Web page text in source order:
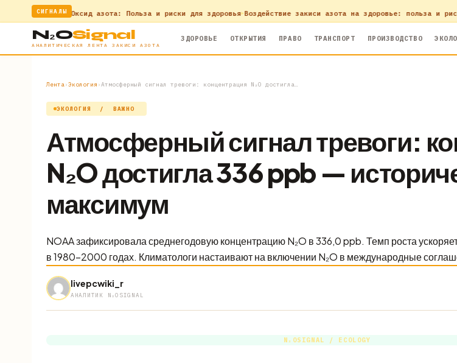
СИГНАЛЫ
Оксид азота: Польза и риски для здоровья Воздействие закиси азота на здоровье: польза и риски
N₂OSignal
АНАЛИТИЧЕСКАЯ ЛЕНТА ЗАКИСИ АЗОТА
ЗДОРОВЬЕ ОТКРЫТИЯ ПРАВО ТРАНСПОРТ ПРОИЗВОДСТВО
Лента›Экология ›Атмосферный сигнал тревоги: концентрация N₂O достигла…
ЭКОЛОГИЯ / ВАЖНО
Атмосферный сигнал тревоги:
N₂O достигла 336 ppb —
максимум
NOAA зафиксировала среднегодовую концентрацию N₂O в 336,0 ppb. Темп роста
в 1980–2000 годах. Климатологи настаивают на включении N₂O в международные
livepcwiki_r
АНАЛИТИК N₂OSIGNAL
N₂OSIGNAL / ECOLOGY